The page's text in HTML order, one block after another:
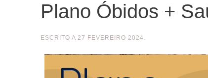
Plano Óbidos +
ESCRITO A 27 FEVEREIRO 2024 .